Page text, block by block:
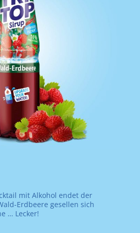
mit Alkohol endet der
Erdbeere gesellen sich
… Lecker!